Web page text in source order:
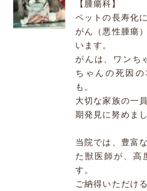
【腫瘍科】
ペットの長寿化
がん（悪性腫瘍
います。
がんは、ワンち
ちゃんの死因
も。
大切な家族の一
期発見に努めまし
当院では、豊富
た獣医師が、高
す。
ご納得いただけ